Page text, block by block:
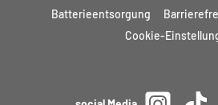
Batterieentsorgung
Cookie-